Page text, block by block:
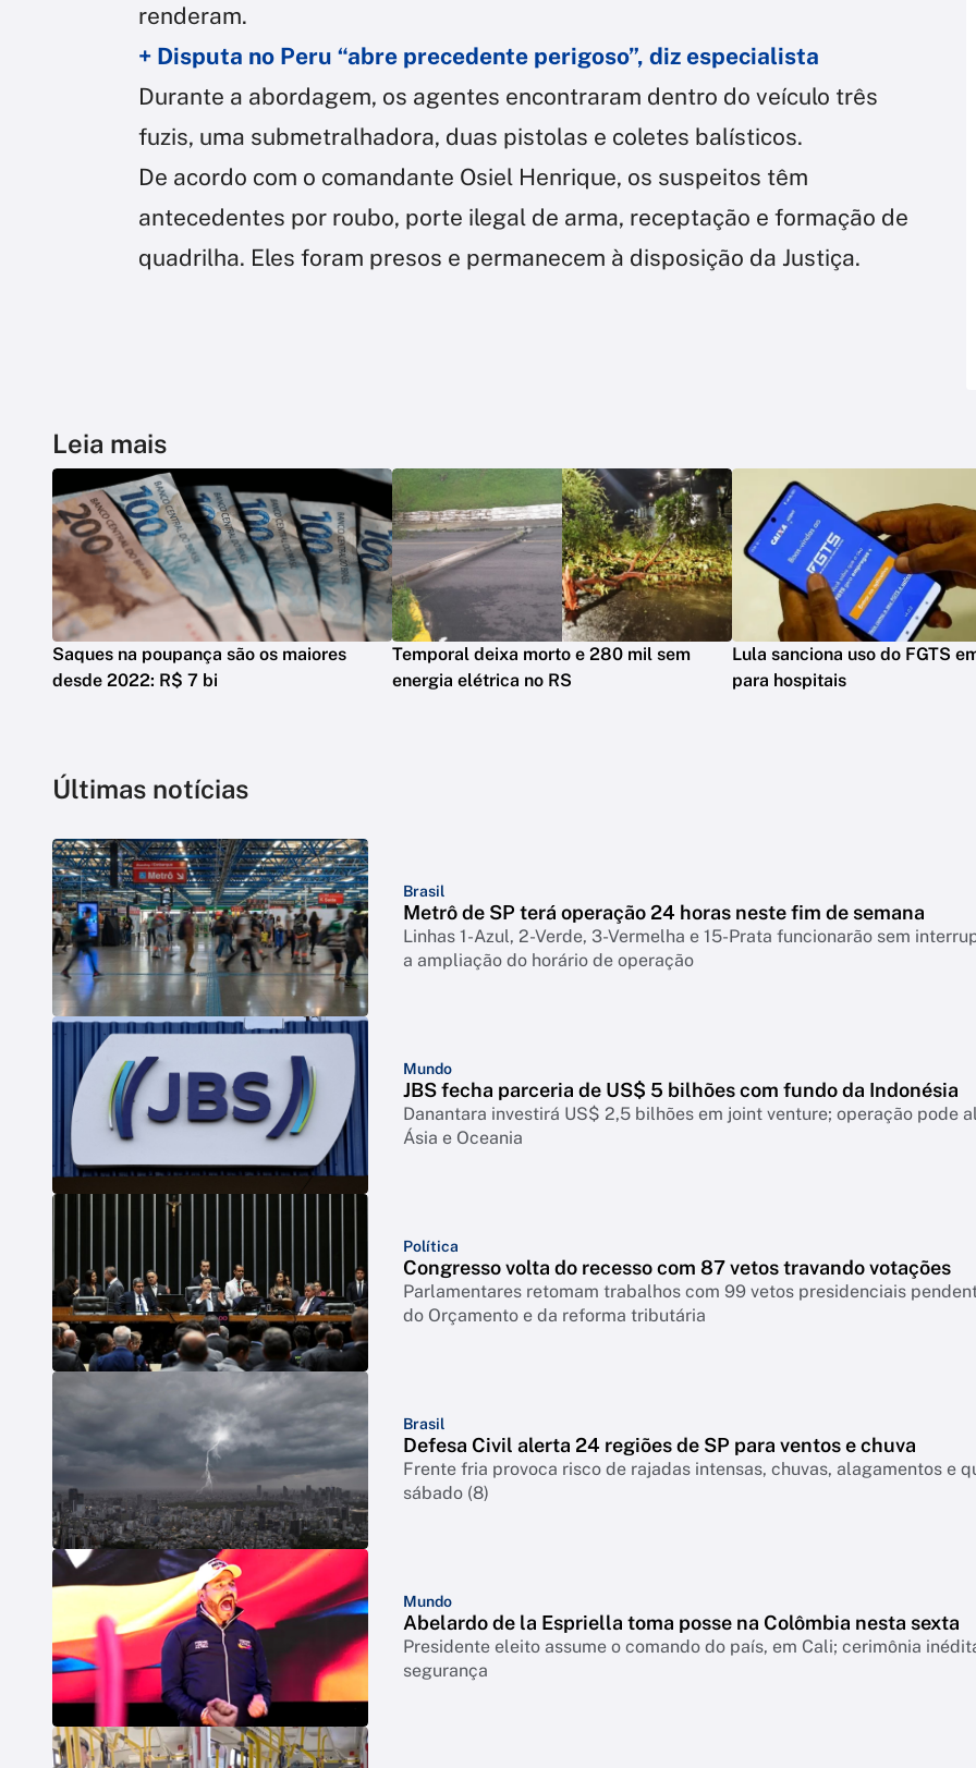
renderam.
+ Disputa no Peru “abre precedente perigoso”, diz especialista
Durante a abordagem, os agentes encontraram dentro do veículo três
fuzis, uma submetralhadora, duas pistolas e coletes balísticos.
De acordo com o comandante Osiel Henrique, os suspeitos têm
antecedentes por roubo, porte ilegal de arma, receptação e formação de
quadrilha. Eles foram presos e permanecem à disposição da Justiça.
Leia mais
Saques na poupança são os maiores
desde 2022: R$ 7 bi
Temporal deixa morto e 280 mil sem
energia elétrica no RS
Lula sanciona uso do FGTS
para hospitais
Últimas notícias
Brasil
Metrô de SP terá operação 24 horas neste fim de semana
Linhas 1-Azul, 2-Verde, 3-Vermelha e 15-Prata funcionarão sem
a ampliação do horário de operação
Mundo
JBS fecha parceria de US$ 5 bilhões com fundo da Indonésia
Danantara investirá US$ 2,5 bilhões em joint venture; operação pode
Ásia e Oceania
Política
Congresso volta do recesso com 87 vetos travando votações
Parlamentares retomam trabalhos com 99 vetos presidenciais
do Orçamento e da reforma tributária
Brasil
Defesa Civil alerta 24 regiões de SP para ventos e chuva
Frente fria provoca risco de rajadas intensas, chuvas, alagamentos e
sábado (8)
Mundo
Abelardo de la Espriella toma posse na Colômbia nesta sexta
Presidente eleito assume o comando do país, em Cali; cerimônia
segurança